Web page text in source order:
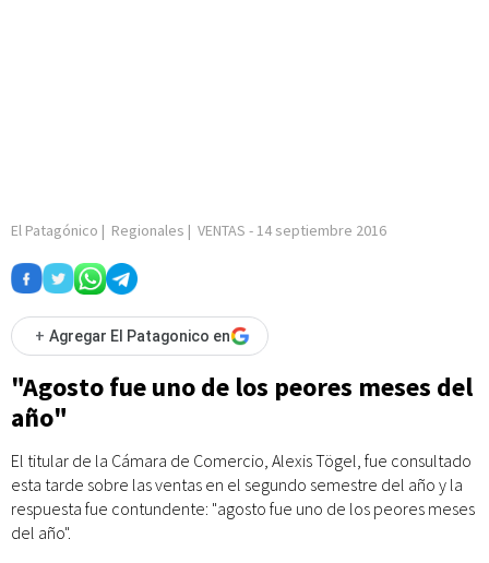
El Patagónico | Regionales | VENTAS - 14 septiembre 2016
+ Agregar El Patagonico en
"Agosto fue uno de los peores meses del
año"
El titular de la Cámara de Comercio, Alexis Tögel, fue consultado
esta tarde sobre las ventas en el segundo semestre del año y la
respuesta fue contundente: "agosto fue uno de los peores meses
del año".